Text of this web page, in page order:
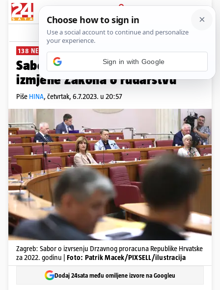
PRIJAVA
News Komentari
138 NEAKTIVNIH POLJA
Saborski zastupnici podržali
izmjene Zakona o rudarstvu
Piše HINA, četvrtak, 6.7.2023. u 20:57
Zagreb: Sabor o izvrsenju Drzavnog proracuna Republike Hrvatske
za 2022. godinu | Foto: Patrik Macek/PIXSELL/ilustracija
Dodaj 24sata među omiljene izvore na Googleu